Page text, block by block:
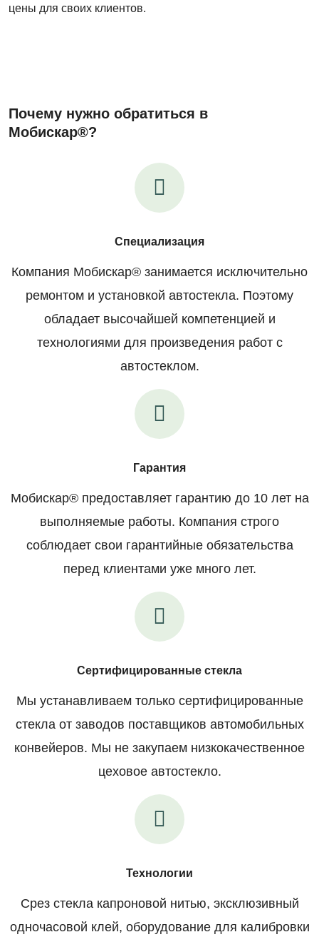
цены для своих клиентов.
Почему нужно обратиться в
Мобискар®?
Специализация
Компания Мобискар® занимается исключительно
ремонтом и установкой автостекла. Поэтому
обладает высочайшей компетенцией и
технологиями для произведения работ с
автостеклом.
Гарантия
Мобискар® предоставляет гарантию до 10 лет на
выполняемые работы. Компания строго
соблюдает свои гарантийные обязательства
перед клиентами уже много лет.
Сертифицированные стекла
Мы устанавливаем только сертифицированные
стекла от заводов поставщиков автомобильных
конвейеров. Мы не закупаем низкокачественное
цеховое автостекло.
Технологии
Срез стекла капроновой нитью, эксклюзивный
одночасовой клей, оборудование для калибровки